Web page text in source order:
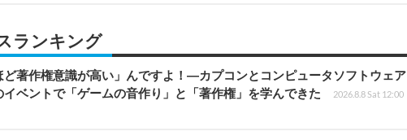
ランキング
ど著作権意識が高い」んですよ！―カプコンとコンピュータソフトウェア
イベントで「ゲームの音作り」と「著作権」を学んできた
2026.8.8 Sat 12:00